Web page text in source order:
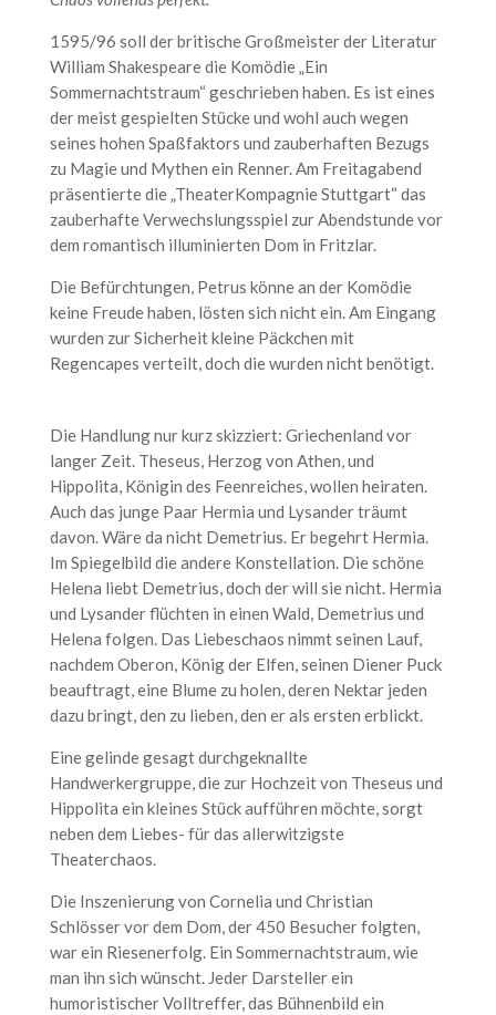
1595/96 soll der britische Großmeister der Literatur
William Shakespeare die Komödie „Ein
Sommernachtstraum“ geschrieben haben. Es ist eines
der meist gespielten Stücke und wohl auch wegen
seines hohen Spaßfaktors und zauberhaften Bezugs
zu Magie und Mythen ein Renner. Am Freitagabend
präsentierte die „TheaterKompagnie Stuttgart“ das
zauberhafte Verwechslungsspiel zur Abendstunde vor
dem romantisch illuminierten Dom in Fritzlar.
Die Befürchtungen, Petrus könne an der Komödie
keine Freude haben, lösten sich nicht ein. Am Eingang
wurden zur Sicherheit kleine Päckchen mit
Regencapes verteilt, doch die wurden nicht benötigt.
Die Handlung nur kurz skizziert: Griechenland vor
langer Zeit. Theseus, Herzog von Athen, und
Hippolita, Königin des Feenreiches, wollen heiraten.
Auch das junge Paar Hermia und Lysander träumt
davon. Wäre da nicht Demetrius. Er begehrt Hermia.
Im Spiegelbild die andere Konstellation. Die schöne
Helena liebt Demetrius, doch der will sie nicht. Hermia
und Lysander flüchten in einen Wald, Demetrius und
Helena folgen. Das Liebeschaos nimmt seinen Lauf,
nachdem Oberon, König der Elfen, seinen Diener Puck
beauftragt, eine Blume zu holen, deren Nektar jeden
dazu bringt, den zu lieben, den er als ersten erblickt.
Eine gelinde gesagt durchgeknallte
Handwerkergruppe, die zur Hochzeit von Theseus und
Hippolita ein kleines Stück aufführen möchte, sorgt
neben dem Liebes- für das allerwitzigste
Theaterchaos.
Die Inszenierung von Cornelia und Christian
Schlösser vor dem Dom, der 450 Besucher folgten,
war ein Riesenerfolg. Ein Sommernachtstraum, wie
man ihn sich wünscht. Jeder Darsteller ein
humoristischer Volltreffer, das Bühnenbild ein